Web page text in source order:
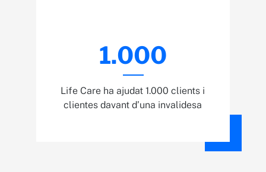
1.000
Life Care ha ajudat 1.000 clients i
clientes davant d’una invalidesa